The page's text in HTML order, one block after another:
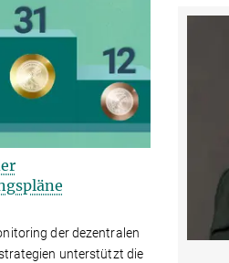
der dezentralen
unterstützt die